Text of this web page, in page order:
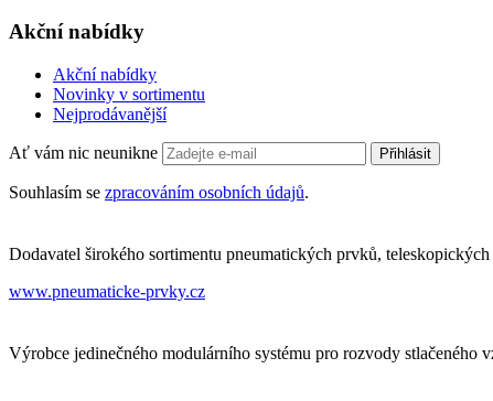
Akční nabídky
Akční nabídky
Novinky v sortimentu
Nejprodávanější
Ať vám nic neunikne Přihlásit
Souhlasím se zpracováním osobních údajů.
Dodavatel širokého sortimentu pneumatických prvků,
www.pneumaticke-prvky.cz
Výrobce jedinečného modulárního systému pro rozvody